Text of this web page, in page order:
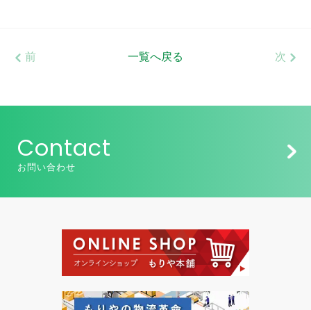
前 一覧へ戻る 次
Contact
お問い合わせ